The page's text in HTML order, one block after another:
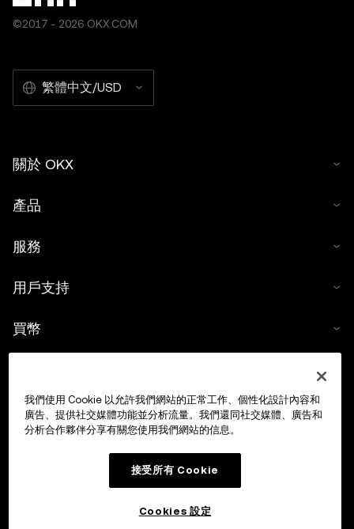
©2017 - 2026 OKX.COM
繁體中文/USD
關於 OKX
產品
服務
用戶支持
買幣
交易
我們使用 Cookie 以允許我們網站的正常工作、個性化設計內容和
廣告、提供社交媒體功能並分析流量。我們還同社交媒體、廣告和
分析合作夥伴分享有關您使用我們網站的信息。
接受所有 Cookie
Cookies 設定